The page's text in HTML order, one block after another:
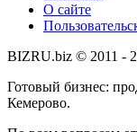
О сайте
BIZRU.biz © 2011 -
Готовый бизнес:
Кемерово.